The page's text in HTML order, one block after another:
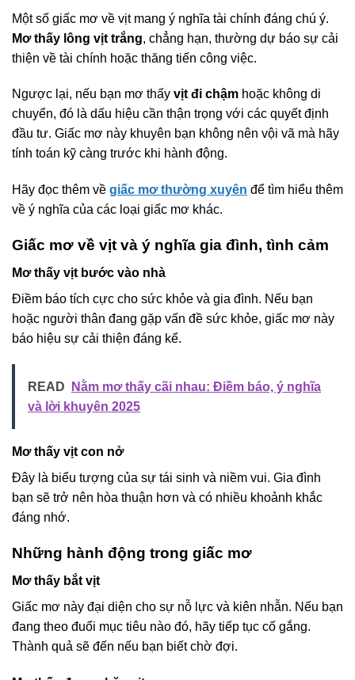
Một số giấc mơ về vịt mang ý nghĩa tài chính đáng chú ý.
Mơ thấy lông vịt trắng, chẳng hạn, thường dự báo sự cải
thiện về tài chính hoặc thăng tiến công việc.
Ngược lại, nếu bạn mơ thấy vịt đi chậm hoặc không di
chuyển, đó là dấu hiệu cần thận trọng với các quyết định
đầu tư. Giấc mơ này khuyên bạn không nên vội vã mà hãy
tính toán kỹ càng trước khi hành động.
Hãy đọc thêm về giấc mơ thường xuyên để tìm hiểu thêm
về ý nghĩa của các loại giấc mơ khác.
Giấc mơ về vịt và ý nghĩa gia đình, tình cảm
Mơ thấy vịt bước vào nhà
Điềm báo tích cực cho sức khỏe và gia đình. Nếu bạn
hoặc người thân đang gặp vấn đề sức khỏe, giấc mơ này
báo hiệu sự cải thiện đáng kể.
READ
Nằm mơ thấy cãi nhau: Điềm báo, ý nghĩa
và lời khuyên 2025
Mơ thấy vịt con nở
Đây là biểu tượng của sự tái sinh và niềm vui. Gia đình
bạn sẽ trở nên hòa thuận hơn và có nhiều khoảnh khắc
đáng nhớ.
Những hành động trong giấc mơ
Mơ thấy bắt vịt
Giấc mơ này đại diện cho sự nỗ lực và kiên nhẫn. Nếu bạn
đang theo đuổi mục tiêu nào đó, hãy tiếp tục cố gắng.
Thành quả sẽ đến nếu bạn biết chờ đợi.